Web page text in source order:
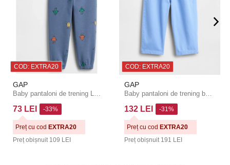
COD: EXTRA20
GAP
73 LEI
Preț obișnuit 109 LEI
-33%
Preț cu cod EXTRA20
COD: EXTRA20
GAP
132 LEI
Preț obișnuit 191 LEI
-31%
Preț cu cod EXTRA20